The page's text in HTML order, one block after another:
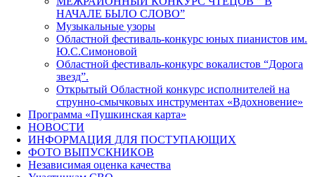
НАЧАЛЕ БЫЛО СЛОВО”
Музыкальные узоры
Областной фестиваль-конкурс юных пианистов им.
Ю.С.Симоновой
Областной фестиваль-конкурс вокалистов “Дорога
звезд”.
Открытый Областной конкурс исполнителей на
струнно-смычковых инструментах «Вдохновение»
Программа «Пушкинская карта»
НОВОСТИ
ИНФОРМАЦИЯ ДЛЯ ПОСТУПАЮЩИХ
ФОТО ВЫПУСКНИКОВ
Независимая оценка качества